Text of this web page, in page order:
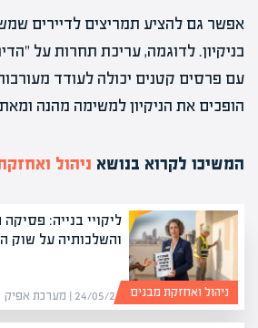
אפשר גם להציע תמריצים לדיירים
בניקיון. לדוגמה, עריכת תחרות על
עם פרסים קטנים יכולה לעודד
הופכים את הניקיון למשימה מהנה
המשיכו לקרוא בנושא ניהול
ליקויי בנייה:
והשלכותיה על שוק
24/05/26 | מערכת אפיק ניהול ואחזקת מבנים